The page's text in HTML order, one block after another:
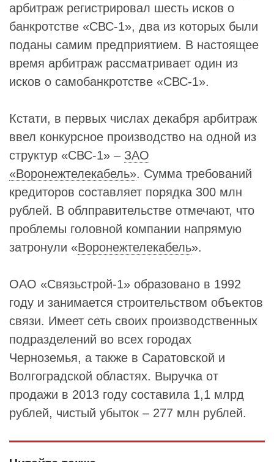
арбитраж регистрировал шесть исков о
банкротстве «СВС-1», два из которых были
поданы самим предприятием. В настоящее
время арбитраж рассматривает один из
исков о самобанкротстве «СВС-1».
Кстати, в первых числах декабря арбитраж
ввел конкурсное производство на одной из
структур «СВС-1» – ЗАО
«Воронежтелекабель». Сумма требований
кредиторов составляет порядка 300 млн
рублей. В облправительстве отмечают, что
проблемы головной компании напрямую
затронули «Воронежтелекабель».
ОАО «Связьстрой-1» образовано в 1992
году и занимается строительством объектов
связи. Имеет сеть своих производственных
подразделений во всех городах
Черноземья, а также в Саратовской и
Волгоградской областях. Выручка от
продажи в 2013 году составила 1,1 млрд
рублей, чистый убыток – 277 млн рублей.